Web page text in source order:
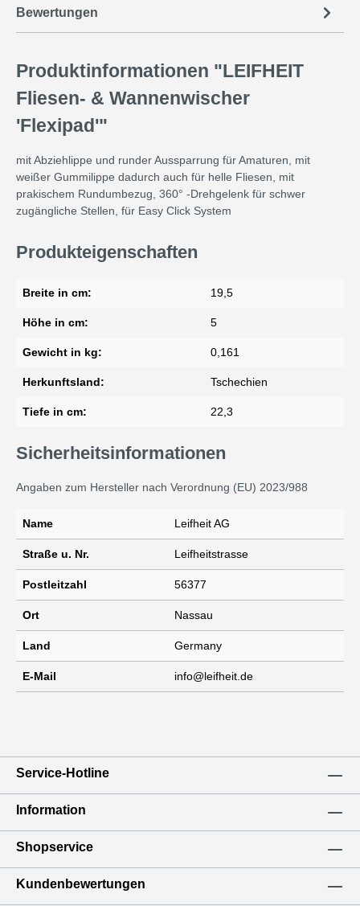
Bewertungen
Produktinformationen "LEIFHEIT
Fliesen- & Wannenwischer
'Flexipad'"
mit Abziehlippe und runder Aussparrung für Amaturen, mit
weißer Gummilippe dadurch auch für helle Fliesen, mit
prakischem Rundumbezug, 360° -Drehgelenk für schwer
zugängliche Stellen, für Easy Click System
Produkteigenschaften
Breite in cm: 19,5
Höhe in cm: 5
Gewicht in kg: 0,161
Herkunftsland: Tschechien
Tiefe in cm: 22,3
Sicherheitsinformationen
Angaben zum Hersteller nach Verordnung (EU) 2023/988
Name Leifheit AG
Straße u. Nr. Leifheitstrasse
Postleitzahl 56377
Ort Nassau
Land Germany
E-Mail info@leifheit.de
Service-Hotline
Information
Shopservice
Kundenbewertungen